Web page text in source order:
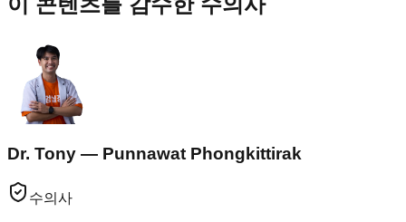
Dr. Tony — Punnawat Phongkittirak
수의사